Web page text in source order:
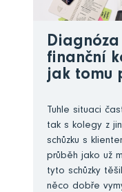
Diagnóza
finanční
jak tomu
Tuhle situaci
tak s kolegy z
schůzku s
průběh jako už
tyto schůzky
něco dobře